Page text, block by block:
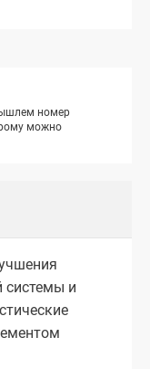
номер
можно
системы и